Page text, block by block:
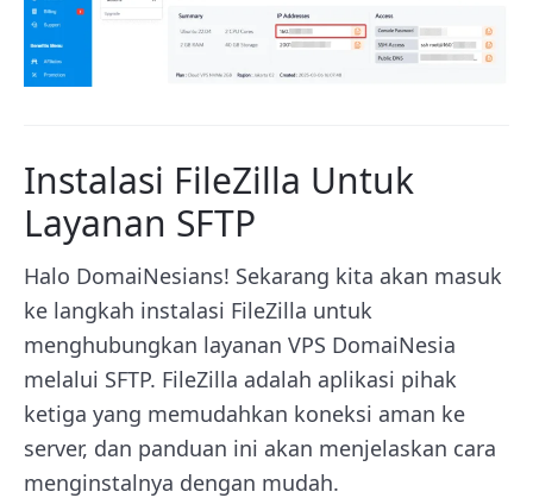
Instalasi FileZilla Untuk
Layanan SFTP
Halo DomaiNesians! Sekarang kita akan masuk
ke langkah instalasi FileZilla untuk
menghubungkan layanan VPS DomaiNesia
melalui SFTP. FileZilla adalah aplikasi pihak
ketiga yang memudahkan koneksi aman ke
server, dan panduan ini akan menjelaskan cara
menginstalnya dengan mudah.